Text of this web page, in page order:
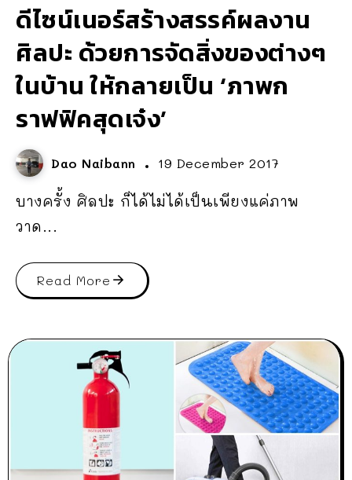
ดีไซน์เนอร์สร้างสรรค์ผลงาน
ศิลปะ ด้วยการจัดสิ่งของต่างๆ
ในบ้าน ให้กลายเป็น ‘ภาพก
ราฟฟิคสุดเจ๋ง’
Dao Naibann 19 December 2017
บางครั้ง ศิลปะ ก็ได้ไม่ได้เป็นเพียงแค่ภาพ
วาด...
Read More